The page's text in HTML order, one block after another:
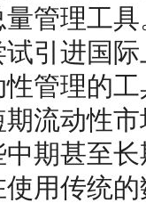
管理工
引进国
管理的
流动性
期甚至
用传统